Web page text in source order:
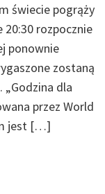
świecie pogrąży
rozpocznie
ponownie
zostaną
„Godzina dla
przez World
jest […]